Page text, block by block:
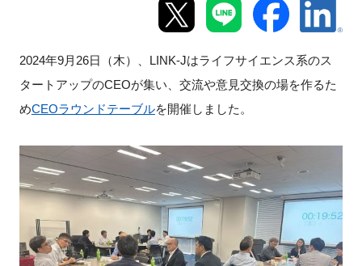
マイページ
新規登録
イベント
プログラム
インタビュー・コラム
2024年9月26日（木）、 LINK-Jはライフサイエンス系のス
タートアップのCEOが集い、交流や意見交換の場を作るた
めCEOラウンドテーブルを開催しました。